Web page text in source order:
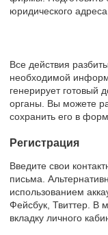
юридического
Все действия
необходимой
генерирует готовый
органы. Вы можете
сохранить его в
Регистрация
Введите свои
письма.
использованием
Фейсбук, Твиттер. В
вкладку личного